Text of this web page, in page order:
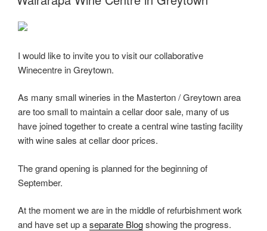
I would like to invite you to visit our collaborative
Winecentre in Greytown.
As many small wineries in the Masterton / Greytown area
are too small to maintain a cellar door sale, many of us
have joined together to create a central wine tasting facility
with wine sales at cellar door prices.
The grand opening is planned for the beginning of
September.
At the moment we are in the middle of refurbishment work
and have set up aseparate Blogshowing the progress.